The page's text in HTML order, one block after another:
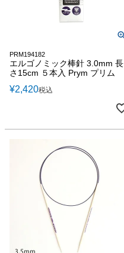
PRM194182
エルゴノミック棒針 3.0mm 長
さ15cm ５本入 Prym プリム
¥2,420税込